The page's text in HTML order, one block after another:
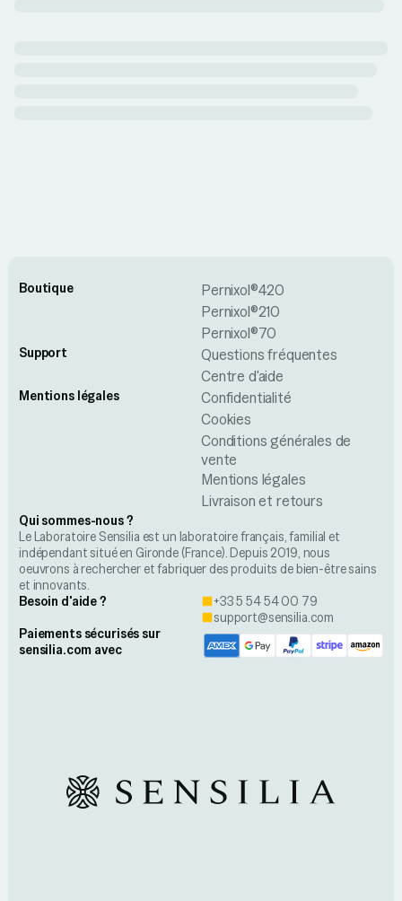
Boutique
Pernixol®420
Pernixol®210
Pernixol®70
Support
Questions fréquentes
Centre d'aide
Mentions légales
Confidentialité
Cookies
Conditions générales de
vente
Mentions légales
Livraison et retours
Qui sommes-nous ?
Le Laboratoire Sensilia est un laboratoire français, familial et
indépendant situé en Gironde (France). Depuis 2019, nous
oeuvrons à rechercher et fabriquer des produits de bien-être sains
et innovants.
Besoin d'aide ?
+33 5 54 54 00 79
support@sensilia.com
Paiements sécurisés sur
sensilia.com avec